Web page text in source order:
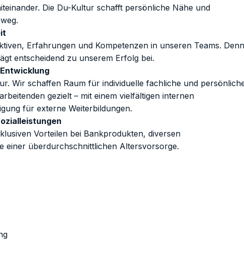
Die Du-Kultur schafft persönliche Nähe und
Erfahrungen und Kompetenzen in unseren Teams. Denn
entscheidend zu unserem Erfolg bei.
Wir schaffen Raum für individuelle fachliche und
gezielt – mit einem vielfältigen internen
für externe Weiterbildungen.
Vorteilen bei Bankprodukten, diversen
einer überdurchschnittlichen Altersvorsorge.